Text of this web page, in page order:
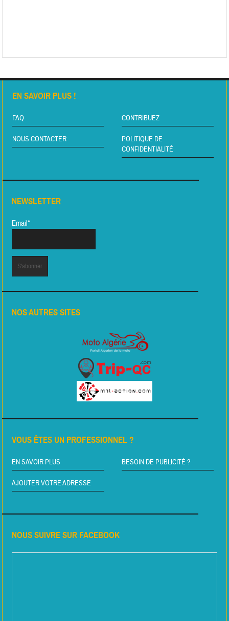
EN SAVOIR PLUS !
FAQ CONTRIBUEZ
NOUS CONTACTER
POLITIQUE DE
CONFIDENTIALITÉ
NEWSLETTER
Email*
NOS AUTRES SITES
VOUS ÊTES UN PROFESSIONNEL ?
EN SAVOIR PLUS BESOIN DE PUBLICITÉ ?
AJOUTER VOTRE ADRESSE
NOUS SUIVRE SUR FACEBOOK